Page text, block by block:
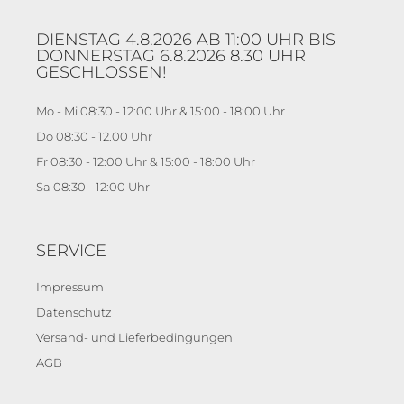
DIENSTAG 4.8.2026 AB 11:00 UHR BIS
DONNERSTAG 6.8.2026 8.30 UHR
GESCHLOSSEN!
Mo - Mi 08:30 - 12:00 Uhr & 15:00 - 18:00 Uhr
Do 08:30 - 12.00 Uhr
Fr 08:30 - 12:00 Uhr & 15:00 - 18:00 Uhr
Sa 08:30 - 12:00 Uhr
SERVICE
Impressum
Datenschutz
Versand- und Lieferbedingungen
AGB